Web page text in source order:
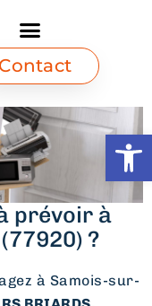
Ouvrir
Contact
prévoir à
?
à Samois-sur-